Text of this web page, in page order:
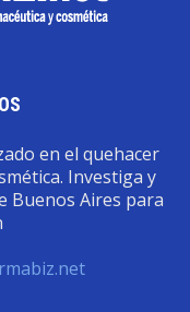
en el quehacer
Investiga y
Buenos Aires para